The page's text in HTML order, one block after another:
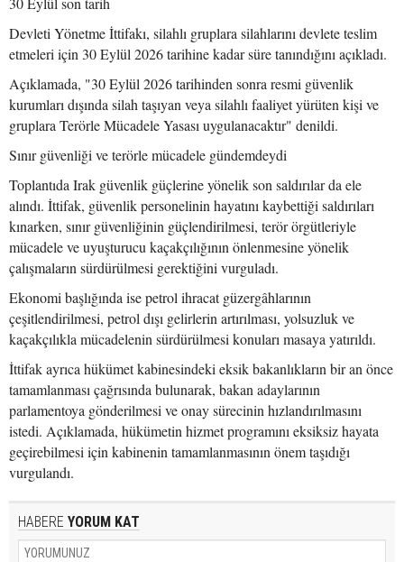
Devleti Yönetme İttifakı, silahlı gruplara silahlarını devlete teslim
etmeleri için 30 Eylül 2026 tarihine kadar süre tanındığını açıkladı.
Açıklamada, "30 Eylül 2026 tarihinden sonra resmi güvenlik
kurumları dışında silah taşıyan veya silahlı faaliyet yürüten kişi ve
gruplara Terörle Mücadele Yasası uygulanacaktır" denildi.
Sınır güvenliği ve terörle mücadele gündemdeydi
Toplantıda Irak güvenlik güçlerine yönelik son saldırılar da ele
alındı. İttifak, güvenlik personelinin hayatını kaybettiği saldırıları
kınarken, sınır güvenliğinin güçlendirilmesi, terör örgütleriyle
mücadele ve uyuşturucu kaçakçılığının önlenmesine yönelik
çalışmaların sürdürülmesi gerektiğini vurguladı.
Ekonomi başlığında ise petrol ihracat güzergâhlarının
çeşitlendirilmesi, petrol dışı gelirlerin artırılması, yolsuzluk ve
kaçakçılıkla mücadelenin sürdürülmesi konuları masaya yatırıldı.
İttifak ayrıca hükümet kabinesindeki eksik bakanlıkların bir an önce
tamamlanması çağrısında bulunarak, bakan adaylarının
parlamentoya gönderilmesi ve onay sürecinin hızlandırılmasını
istedi. Açıklamada, hükümetin hizmet programını eksiksiz hayata
geçirebilmesi için kabinenin tamamlanmasının önem taşıdığı
vurgulandı.
HABERE YORUM KAT